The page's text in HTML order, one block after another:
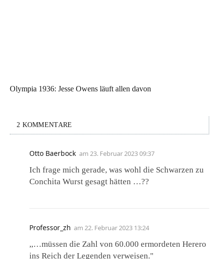
Olympia 1936: Jesse Owens läuft allen davon
2 KOMMENTARE
Otto Baerbock am 23. Februar 2023 09:37
Ich frage mich gerade, was wohl die Schwarzen zu
Conchita Wurst gesagt hätten …??
Professor_zh am 22. Februar 2023 13:24
,,…müssen die Zahl von 60.000 ermordeten Herero
ins Reich der Legenden verweisen."